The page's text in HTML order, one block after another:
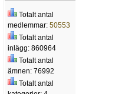
Totalt antal
medlemmar: 50553
Totalt antal
inlägg: 860964
Totalt antal
ämnen: 76992
Totalt antal